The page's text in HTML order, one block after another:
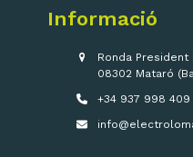
Informació
Ronda President
08302 Mataró
+34 937 998 409